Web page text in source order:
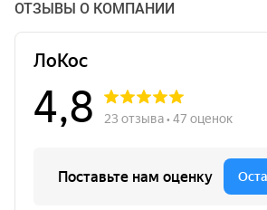
ОТЗЫВЫ О КОМПАНИИ